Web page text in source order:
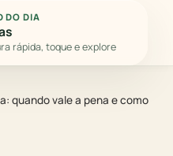
DO DIA
rápida, toque e explore
quando vale a pena e como